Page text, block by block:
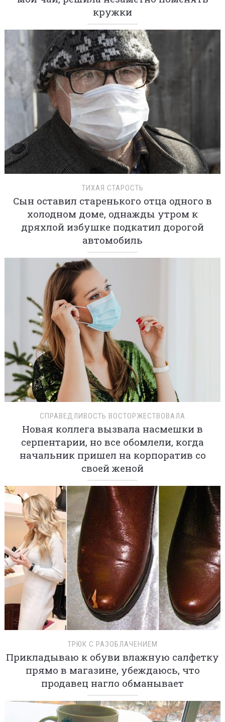
кружки
ТИХАЯ СТАРОСТЬ
Сын оставил старенького отца одного в
холодном доме, однажды утром к
дряхлой избушке подкатил дорогой
автомобиль
СПРАВЕДЛИВОСТЬ ВОСТОРЖЕСТВОВАЛА
Новая коллега вызвала насмешки в
серпентарии, но все обомлели, когда
начальник пришел на корпоратив со
своей женой
ТРЮК С РАЗОБЛАЧЕНИЕМ
Прикладываю к обуви влажную салфетку
прямо в магазине, убеждаюсь, что
продавец нагло обманывает